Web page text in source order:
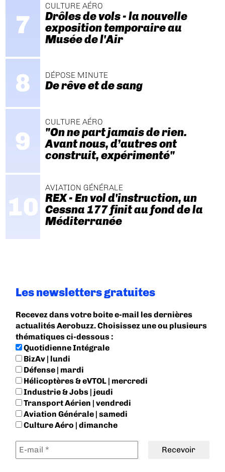
CULTURE AÉRO
Drôles de vols - la nouvelle
exposition temporaire au
Musée de l'Air
DÉPOSE MINUTE
De rêve et de sang
CULTURE AÉRO
"On ne part jamais de rien.
Avant nous, d’autres ont
construit, expérimenté"
AVIATION GÉNÉRALE
REX - En vol d'instruction, un
Cessna 177 finit au fond de la
Méditerranée
Les newsletters gratuites
Recevez dans votre boite e-mail les dernières
actualités Aerobuzz. Choisissez une ou plusieurs
thématiques ci-dessous :
Quotidienne Intégrale
BizAv | lundi
Défense | mardi
Hélicoptères & eVTOL | mercredi
Industrie & Jobs | jeudi
Transport Aérien | vendredi
Aviation Générale | samedi
Culture Aéro | dimanche